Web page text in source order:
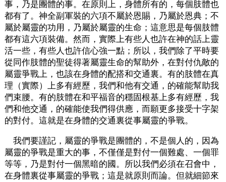
事，乃是團體的事。在原則上，身體所有的，每個肢體也
都有了。神全副軍裝的六項不屬於恩賜，乃屬於恩典；不
屬於屬靈的功用，乃屬於屬靈的生命；這意思是每個肢體
都有這六項裝備。然而，實際上有些人也許在神的話上靈
活一些，有些人也許信心強一點；所以，我們除了平時要
從同作肢體的聖徒得著屬靈生命的幫助外，在對付仇敵的
屬靈爭戰上，也該在身體的配搭和交通裏。有的肢體在真
理（實際）上多有經歷，我們和他有交通，的確能幫助我
們束腰。有的肢體在和平福音的穩固根基上多有經歷，我
們和他交通，的確能使我們得供應，而願更多接受十字架
的對付。這就是在身體的交通裏從事屬靈的爭戰。
我們要謹記，屬靈的爭戰是團體的，不是個人的，因為
屬靈的爭戰是重大的事，不僅僅是對付一個難處、一個罪
等等，乃是對付一個黑暗的國。所以我們必須在召會中，
在身體裏從事屬靈的爭戰；這是就原則而論。但就細節來